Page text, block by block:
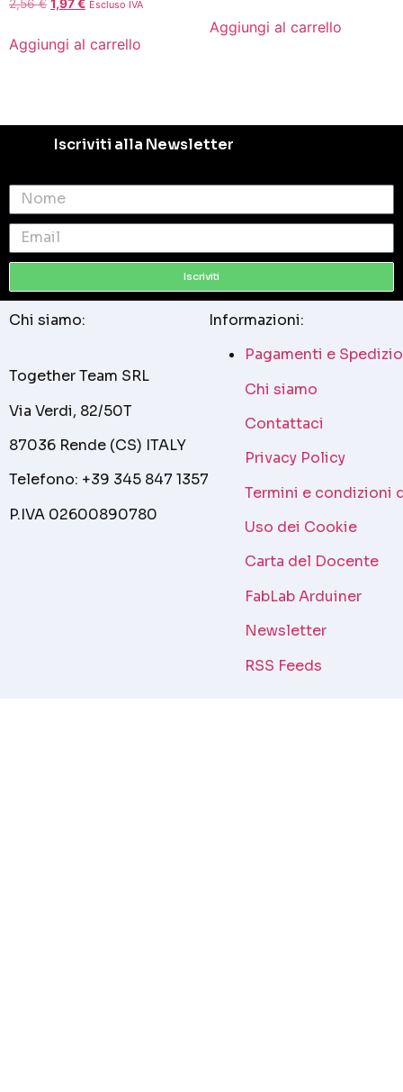
2,56€ 1,97€ Escluso IVA
Aggiungi al carrello
Aggiungi al carrello
Iscriviti alla Newsletter
Iscriviti
Chi siamo:
Together Team SRL
Via Verdi, 82/50T
87036 Rende (CS) ITALY
Telefono: +39 345 847 1357
P.IVA 02600890780
Informazioni:
Pagamenti e
Chi siamo
Contattaci
Privacy Policy
Termini e condizioni
Uso dei Cookie
Carta del Docente
FabLab Arduiner
Newsletter
RSS Feeds